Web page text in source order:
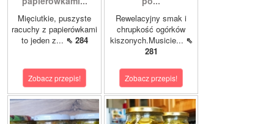
Mięciutkie, puszyste
racuchy z papierówkami
to jeden z... ⇖ 284
Zobacz przepis!
Rewelacyjny smak i
chrupkość ogórków
kiszonych.Musicie... ⇖
281
Zobacz przepis!